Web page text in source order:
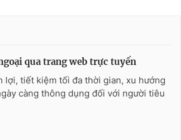
qua trang web trực tuyến
lợi, tiết kiệm tối đa thời gian, xu hướng
càng thông dụng đối với người tiêu